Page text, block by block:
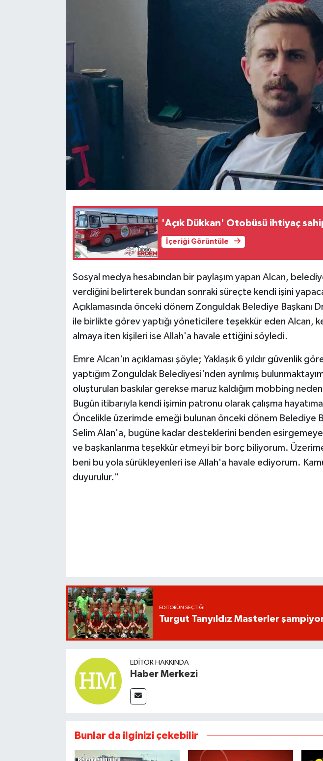
'Açık Dükkan' Otobüsü ihtiyaç
İçeriği Görüntüle
Sosyal medya hesabından bir paylaşım yapan Alcan,
verdiğini belirterek bundan sonraki süreçte kendi işini
Açıklamasında önceki dönem Zonguldak Belediye Başkanı
ile birlikte görev yaptığı yöneticilere teşekkür eden Alcan,
almaya iten kişileri ise Allah'a havale ettiğini söyledi.
Emre Alcan'ın açıklaması şöyle; Yaklaşık 6 yıldır güvenlik
yaptığım Zonguldak Belediyesi'nden ayrılmış
oluşturulan baskılar gerekse maruz kaldığım mobbing
Bugün itibarıyla kendi işimin patronu olarak çalışma
Öncelikle üzerimde emeği bulunan önceki dönem Belediye
Selim Alan'a, bugüne kadar desteklerini benden
ve başkanlarıma teşekkür etmeyi bir borç biliyorum.
beni bu yola sürükleyenleri ise Allah'a havale ediyorum.
duyurulur."
EDITÖRÜN SEÇTIĞI
Turgut Tanyıldız Masterler
EDITÖR HAKKINDA
Haber Merkezi
Bunlar da ilginizi çekebilir